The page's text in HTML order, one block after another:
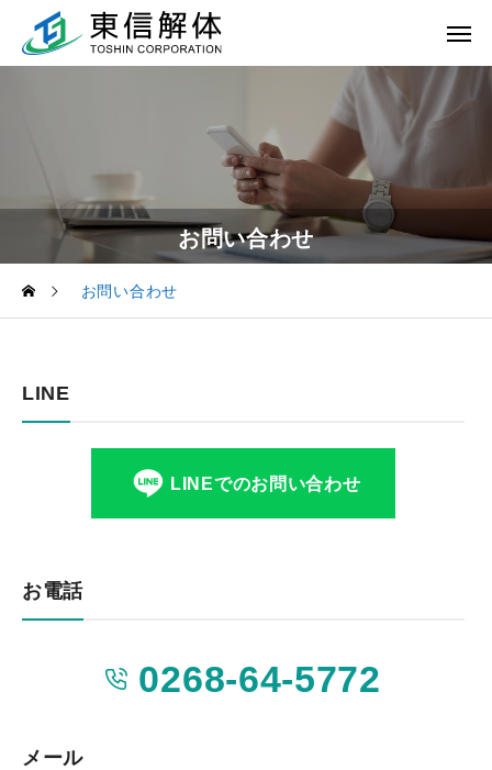
お問い合わせ
お問い合わせ
LINE
LINEでのお問い合わせ
お電話
0268-64-5772
メール